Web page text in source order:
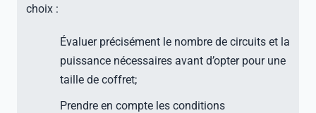
choix :
Évaluer précisément le nombre de circuits et la
puissance nécessaires avant d’opter pour une
taille de coffret;
Prendre en compte les conditions